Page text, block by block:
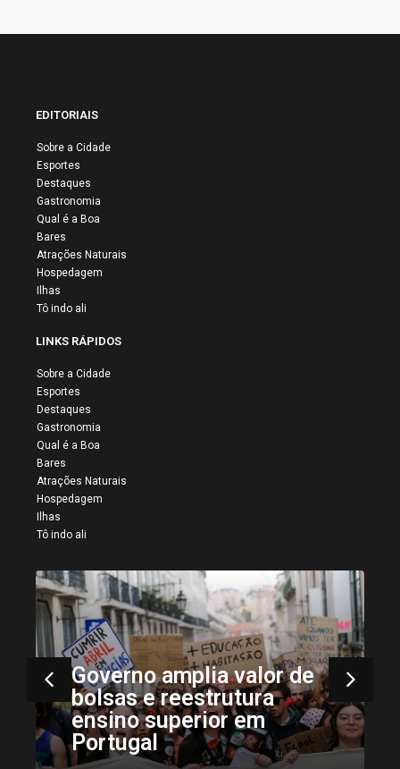
EDITORIAIS
Sobre a Cidade
Esportes
Destaques
Gastronomia
Qual é a Boa
Bares
Atrações Naturais
Hospedagem
Ilhas
Tô indo ali
LINKS RÁPIDOS
Sobre a Cidade
Esportes
Destaques
Gastronomia
Qual é a Boa
Bares
Atrações Naturais
Hospedagem
Ilhas
Tô indo ali
Governo amplia valor de
bolsas e reestrutura
ensino superior em
Portugal